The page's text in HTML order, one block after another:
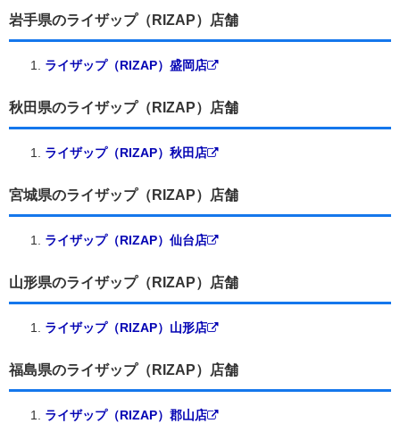
岩手県のライザップ（RIZAP）店舗
ライザップ（RIZAP）盛岡店
秋田県のライザップ（RIZAP）店舗
ライザップ（RIZAP）秋田店
宮城県のライザップ（RIZAP）店舗
ライザップ（RIZAP）仙台店
山形県のライザップ（RIZAP）店舗
ライザップ（RIZAP）山形店
福島県のライザップ（RIZAP）店舗
ライザップ（RIZAP）郡山店